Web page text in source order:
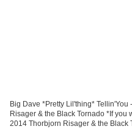
Big Dave *Pretty Lil'thing*
Risager & the Black Tornado *If
2014 Thorbjorn Risager & the Black